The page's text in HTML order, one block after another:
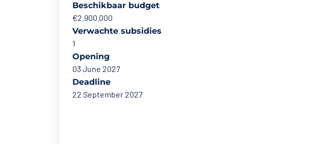
Beschikbaar budget
€2.900.000
Verwachte subsidies
1
Opening
03 June 2027
Deadline
22 September 2027